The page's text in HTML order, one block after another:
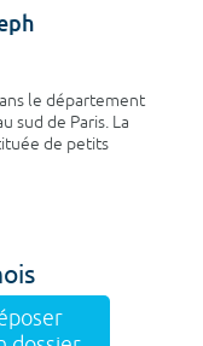
le département
sud de Paris. La
de petits